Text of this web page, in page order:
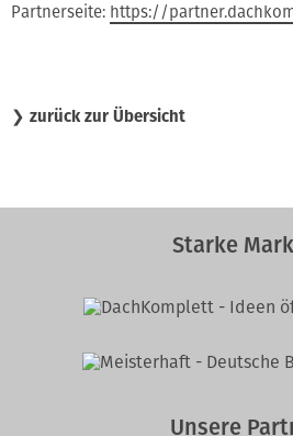
Partnerseite: https://
❯ zurück zur Übersicht
Starke
Unsere